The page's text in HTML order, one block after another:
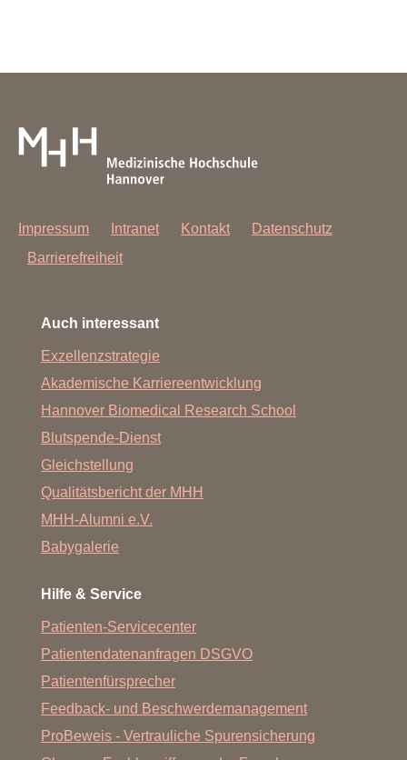
Impressum Intranet Kontakt
Datenschutz
Barrierefreiheit
Auch interessant
Exzellenzstrategie
Akademische Karriereentwicklung
Hannover Biomedical Research School
Blutspende-Dienst
Gleichstellung
Qualitätsbericht der MHH
MHH-Alumni e.V.
Babygalerie
Hilfe & Service
Patienten-Servicecenter
Patientendatenanfragen DSGVO
Patientenfürsprecher
Feedback- und Beschwerdemanagement
ProBeweis - Vertrauliche Spurensicherung